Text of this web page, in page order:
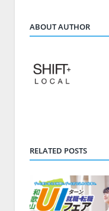
ABOUT AUTHOR
RELATED POSTS